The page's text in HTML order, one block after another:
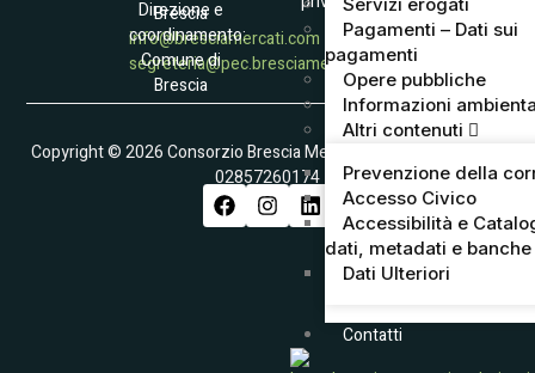
Pagamenti – Dati sui
pagamenti
Opere pubbliche
Informazioni
Altri contenuti
Prevenzione della
Accesso Civico
Accessibilità e
dati, metadati e
Dati Ulteriori
Contatti
Brescia
info@bresciamercati.com
segreteria@pec.bresciamercati.com
Direzione e
coordinamento:
Comune di
Brescia
DPO
Copyright © 2026 Consorzio Brescia Mercati S.p.A. – Partita IVA
02857260174